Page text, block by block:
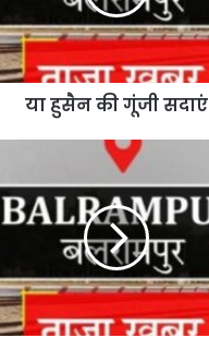
या हुसैन की गूंजी सदाएं